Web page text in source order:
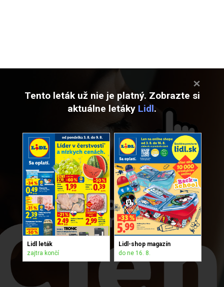
Tento leták už nie je platný. Zobrazte si
aktuálne letáky Lidl.
Lidl leták
zajtra končí
Lidl-shop magazín
do ne 16. 8.